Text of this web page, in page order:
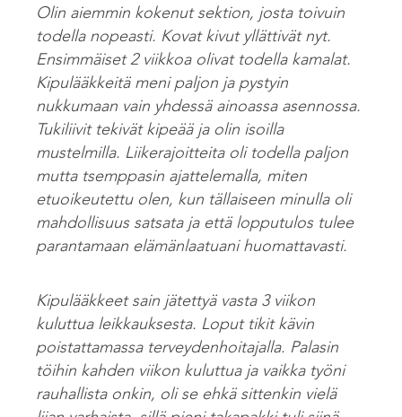
Olin aiemmin kokenut sektion, josta toivuin
todella nopeasti. Kovat kivut yllättivät nyt.
Ensimmäiset 2 viikkoa olivat todella kamalat.
Kipulääkkeitä meni paljon ja pystyin
nukkumaan vain yhdessä ainoassa asennossa.
Tukiliivit tekivät kipeää ja olin isoilla
mustelmilla. Liikerajoitteita oli todella paljon
mutta tsemppasin ajattelemalla, miten
etuoikeutettu olen, kun tällaiseen minulla oli
mahdollisuus satsata ja että lopputulos tulee
parantamaan elämänlaatuani huomattavasti.
Kipulääkkeet sain jätettyä vasta 3 viikon
kuluttua leikkauksesta. Loput tikit kävin
poistattamassa terveydenhoitajalla. Palasin
töihin kahden viikon kuluttua ja vaikka työni
rauhallista onkin, oli se ehkä sittenkin vielä